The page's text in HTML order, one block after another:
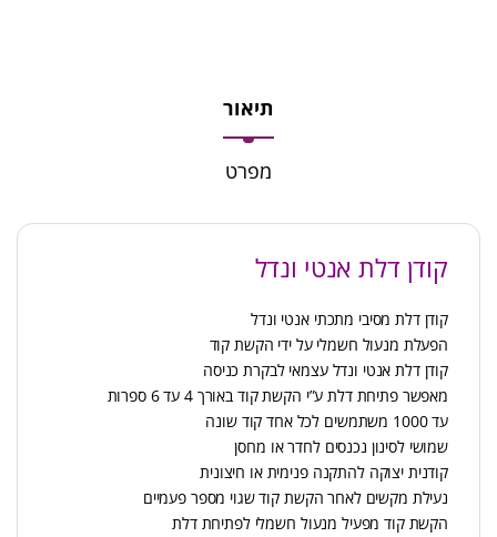
תיאור
מפרט
קודן דלת אנטי ונדל
קודן דלת מסיבי מתכתי אנטי ונדל
הפעלת מנעול חשמלי על ידי הקשת קוד
קודן דלת אנטי ונדל עצמאי לבקרת כניסה
מאפשר פתיחת דלת ע”י הקשת קוד באורך 4 עד 6 ספרות
עד 1000 משתמשים לכל אחד קוד שונה
שמושי לסינון נכנסים לחדר או מחסן
קודנית יצוקה להתקנה פנימית או חיצונית
נעילת מקשים לאחר הקשת קוד שגוי מספר פעמיים
הקשת קוד מפעיל מנעול חשמלי לפתיחת דלת